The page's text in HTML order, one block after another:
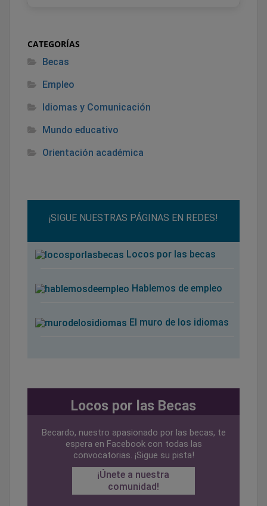
CATEGORÍAS
Becas
Empleo
Idiomas y Comunicación
Mundo educativo
Orientación académica
¡SIGUE NUESTRAS PÁGINAS EN REDES!
Locos por las becas
Hablemos de empleo
El muro de los idiomas
Locos por las Becas
Becardo, nuestro apasionado por las becas, te
espera en Facebook con todas las
convocatorias. ¡Sigue su pista!
¡Únete a nuestra
comunidad!